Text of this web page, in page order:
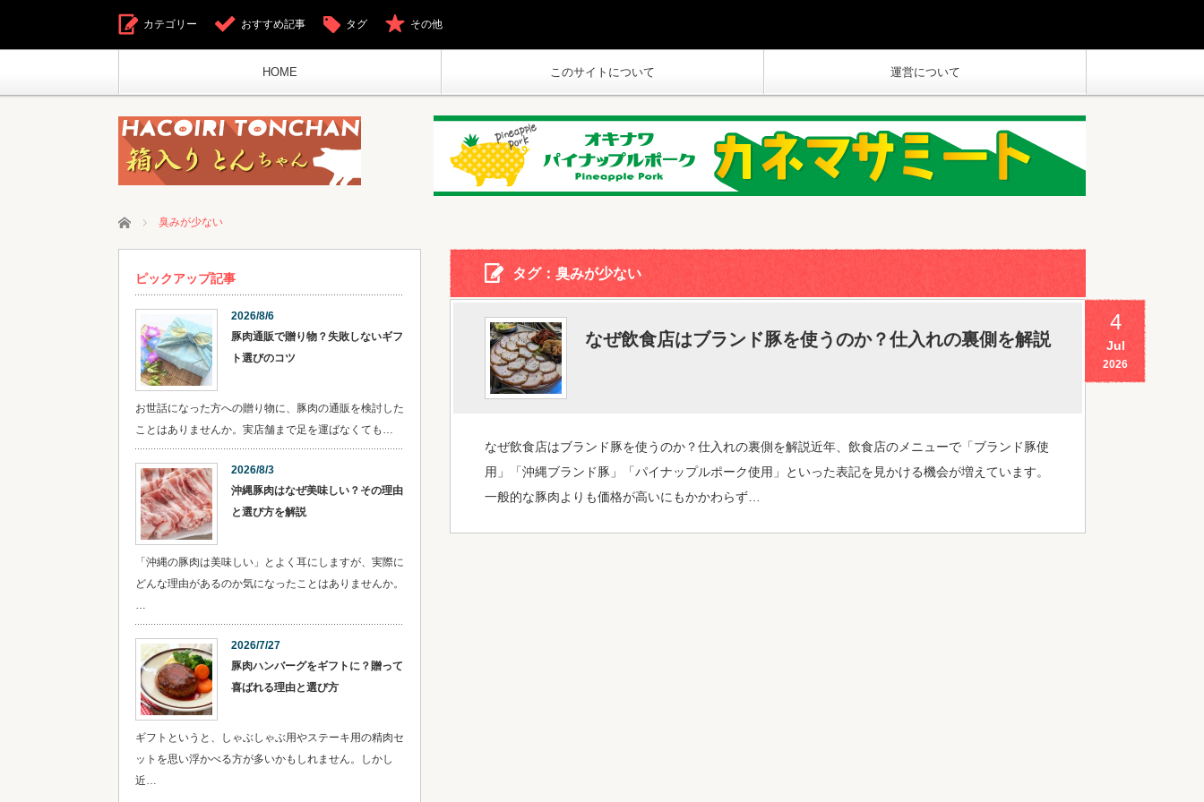
HOME このサイトについて 運営について
カテゴリー おすすめ記事 タグ その他
ホーム 臭みが少ない
タグ：臭みが少ない
4
Jul
2026
なぜ飲食店はブランド豚を使うのか？仕入れの裏側を解説
なぜ飲食店はブランド豚を使うのか？仕入れの裏側を解説近年、飲食店のメニューで「ブランド豚使
用」「沖縄ブランド豚」「パイナップルポーク使用」といった表記を見かける機会が増えています。
一般的な豚肉よりも価格が高いにもかかわらず…
ピックアップ記事
2026/8/6
豚肉通販で贈り物？失敗しないギフ
ト選びのコツ
お世話になった方への贈り物に、豚肉の通販を検討した
ことはありませんか。実店舗まで足を運ばなくても…
2026/8/3
沖縄豚肉はなぜ美味しい？その理由
と選び方を解説
「沖縄の豚肉は美味しい」とよく耳にしますが、実際に
どんな理由があるのか気になったことはありませんか。
…
2026/7/27
豚肉ハンバーグをギフトに？贈って
喜ばれる理由と選び方
ギフトというと、しゃぶしゃぶ用やステーキ用の精肉セ
ットを思い浮かべる方が多いかもしれません。しかし
近…